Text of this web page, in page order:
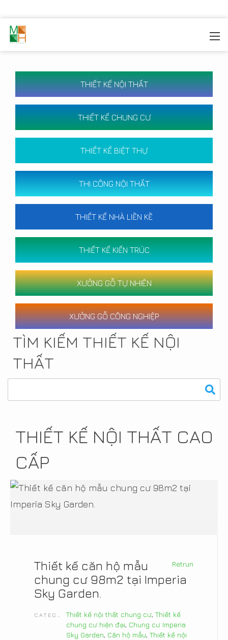
THIẾT KẾ NỘI THẤT
THIẾT KẾ CHUNG CƯ
THIẾT KẾ BIỆT THỰ
THI CÔNG NỘI THẤT
THIẾT KẾ NHÀ LIỀN KỀ
THIẾT KẾ KIẾN TRÚC
XƯỞNG GỖ TỰ NHIÊN
XƯỞNG GỖ CÔNG NGHIỆP
TÌM KIẾM THIẾT KẾ NỘI
THẤT
THIẾT KẾ NỘI THẤT CAO
CẤP
Retrun
Thiết kế căn hộ mẫu
chung cư 98m2 tại Imperia
Sky Garden.
Thiết kế nội thất chung cư, Thiết kế
chung cư hiện đại, Chung cư Imperia
Sky Garden, Căn hộ mẫu, Thiết kế nội